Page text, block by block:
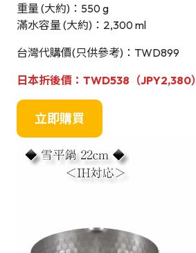
重量 (大約)：550 g
滿水容量 (大約)：2,300 ml
台灣代購價(只供參考)：TWD899
日本折後價：TWD538（JPY2,380）
立即購買